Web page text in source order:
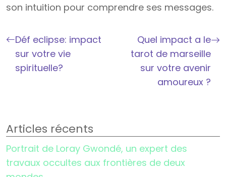
son intuition pour comprendre ses messages.
Déf eclipse: impact
sur votre vie
spirituelle?
Quel impact a le
tarot de marseille
sur votre avenir
amoureux ?
Articles récents
Portrait de Loray Gwondé, un expert des
travaux occultes aux frontières de deux